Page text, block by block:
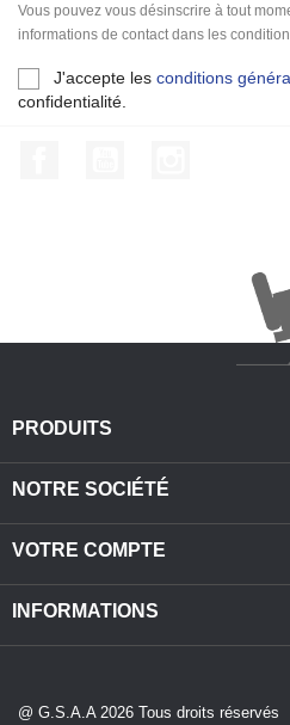
Vous pouvez vous désinscrire à tout
informations de contact dans les
J'accepte les conditions
confidentialité.
PRODUITS
NOTRE SOCIÉTÉ
VOTRE COMPTE
INFORMATIONS
@ G.S.A.A 2026 Tous droits réservés